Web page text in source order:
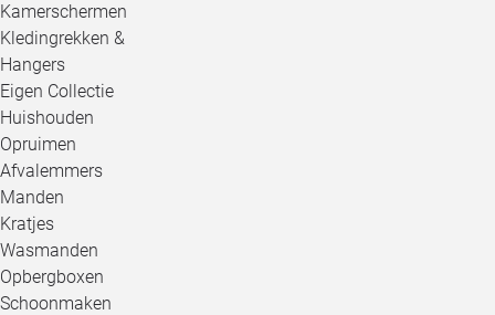
Kamerschermen
Kledingrekken &
Hangers
Eigen Collectie
Huishouden
Opruimen
Afvalemmers
Manden
Kratjes
Wasmanden
Opbergboxen
Schoonmaken